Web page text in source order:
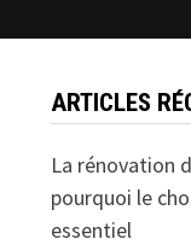
ARTICLES
La rénovation
pourquoi le
essentiel